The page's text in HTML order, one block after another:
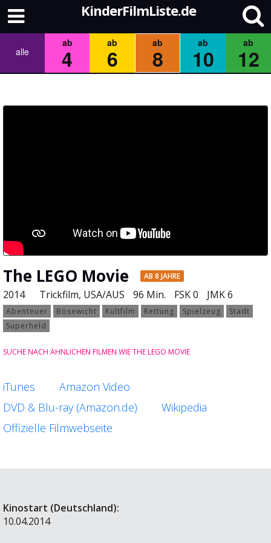
KinderFilmListe.de
alle
ab
4
ab
6
ab
8
ab
10
ab
12
The LEGO Movie AB 8 JAHRE
2014 Trickfilm, USA/AUS 96 Min. FSK 0 JMK 6
Abenteuer Bösewicht Kultfilm Rettung Spielzeug
Stadt
Superheld
SUCHE NACH ÄHNLICHEN FILMEN WIE THE LEGO MOVIE
iTunes
Amazon Video
DVD & Blu-ray (Amazon.de)
Wikipedia
Offizielle Filmwebseite
Kinostart (Deutschland):
10.04.2014